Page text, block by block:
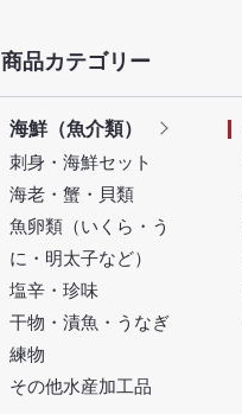
商品カテゴリー
海鮮（魚介類）
刺身・海鮮セット
海老・蟹・貝類
魚卵類（いくら・う
に・明太子など）
塩辛・珍味
干物・漬魚・うなぎ
練物
その他水産加工品